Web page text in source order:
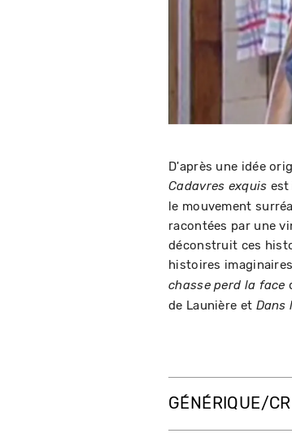
D'après une idée
Cadavres exquis est
le mouvement
racontées par une
déconstruit ces
histoires
chasse perd la face
de Launière et Dans
GÉNÉRIQUE/